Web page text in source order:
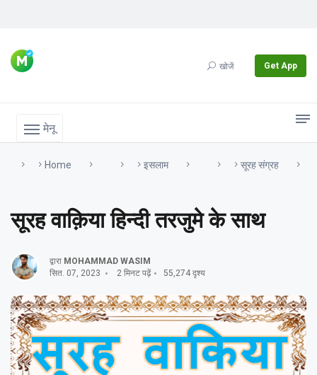
खोजें Get App
मेनू
Home इसलाम सूरह संग्रह
सूरह वाक़िया हिन्दी तरजुमे के साथ
द्वारा MOHAMMAD WASIM
सित. 07, 2023
2 मिनट पढ़ें 55,274 दृश्य